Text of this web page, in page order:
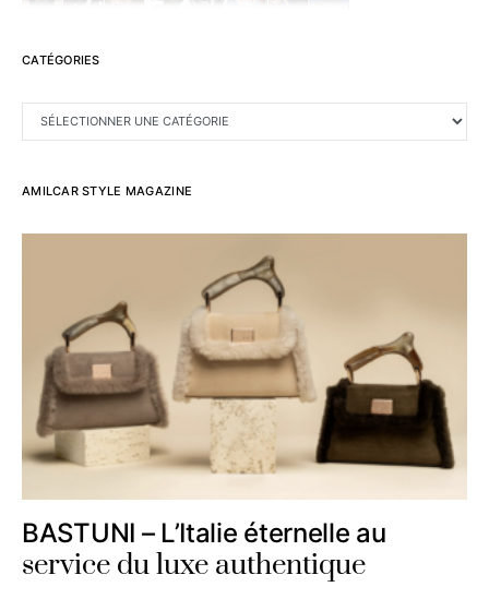
CATÉGORIES
CATÉGORIES
AMILCAR STYLE MAGAZINE
BASTUNI – L’Italie éternelle au
service du luxe authentique